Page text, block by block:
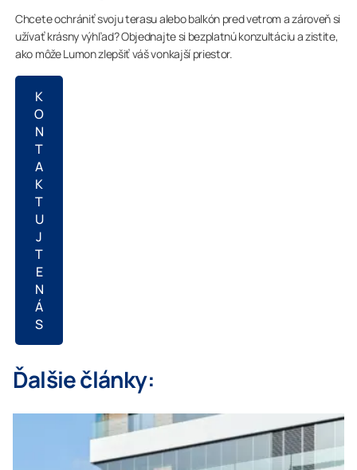
Chcete ochrániť svoju terasu alebo balkón pred vetrom a zároveň si
užívať krásny výhľad? Objednajte si bezplatnú konzultáciu a zistite,
ako môže Lumon zlepšiť váš vonkajší priestor.
K
O
N
T
A
K
T
U
J
T
E
N
Á
S
Ďalšie články: